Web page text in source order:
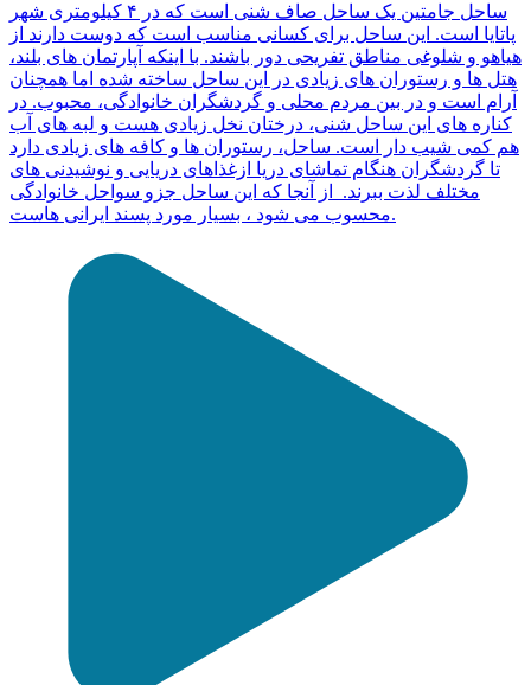
ساحل جامتین یک ساحل صاف شنی است که در ۴ کیلومتری شهر
پاتایا است. این ساحل برای کسانی مناسب است که دوست دارند از
هیاهو و شلوغی مناطق تفریحی دور باشند. با اینکه آپارتمان های بلند،
هتل ها و رستوران های زیادی در این ساحل ساخته شده اما همچنان
آرام است و در بین مردم محلی و گردشگران خانوادگی، محبوب. در
کناره های این ساحل شنی، درختان نخل زیادی هست و لبه های آب
هم کمی شیب دار است. ساحل، رستوران ها و کافه های زیادی دارد
تا گردشگران هنگام تماشای دریا ازغذاهای دریایی و نوشیدنی های
مختلف لذت ببرند. از آنجا که این ساحل جزو سواحل خانوادگی
محسوب می شود ، بسیار مورد پسند ایرانی هاست.